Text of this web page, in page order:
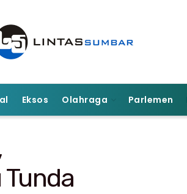
Eksos Olahraga Parlemen